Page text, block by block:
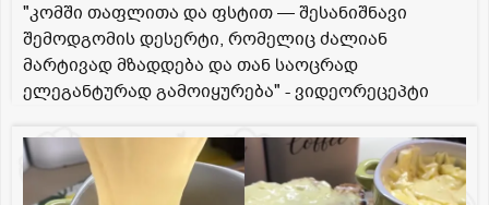
"კომში თაფლითა და ფსტით — შესანიშნავი
შემოდგომის დესერტი, რომელიც ძალიან
მარტივად მზადდება და თან საოცრად
ელეგანტურად გამოიყურება" - ვიდეორეცეპტი